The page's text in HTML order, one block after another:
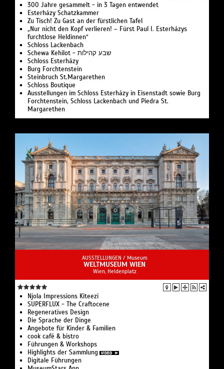
300 Jahre gesammelt - in 3 Tagen entwendet
Esterházy Schatzkammer
Zu Tisch! Zu Gast an der fürstlichen Tafel
„Nur nicht den Kopf verlieren! – Fürst Paul I. Esterházys
furchtlose Heldinnen“
Schloss Lackenbach
Schewa Kehilot - שבע קהילות
Schloss Esterházy
Burg Forchtenstein
Steinbruch St.Margarethen
Schloss Boutique
Ausstellungen im Schloss Esterházy in Eisenstadt sowie Burg
Forchtenstein, Schloss Lackenbach und Piedra St.
Margarethen
AUSSTELLUNGEN / Museum
WELTMUSEUM WIEN
Wien, Heldenplatz
Njola Impressions Kiteezi
SUPERFLUX - The Craftocene
Regeneratives Design
Die Sprache der Dinge
Angebote für Kinder & Familien
cook café & bistro
Führungen & Workshops
Highlights der Sammlung
Digitale Führungen